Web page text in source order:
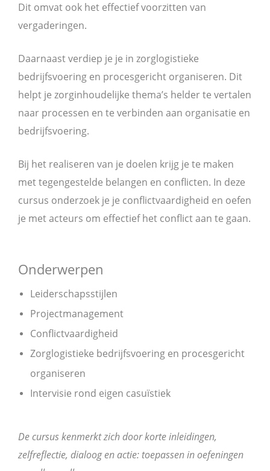
Dit omvat ook het effectief voorzitten van
vergaderingen.
Daarnaast verdiep je je in zorglogistieke
bedrijfsvoering en procesgericht organiseren. Dit
helpt je zorginhoudelijke thema’s helder te vertalen
naar processen en te verbinden aan organisatie en
bedrijfsvoering.
Bij het realiseren van je doelen krijg je te maken
met tegengestelde belangen en conflicten. In deze
cursus onderzoek je je conflictvaardigheid en oefen
je met acteurs om effectief het conflict aan te gaan.
Onderwerpen
Leiderschapsstijlen
Projectmanagement
Conflictvaardigheid
Zorglogistieke bedrijfsvoering en procesgericht
organiseren
Intervisie rond eigen casuïstiek
De cursus kenmerkt zich door korte inleidingen,
zelfreflectie, dialoog en actie: toepassen in oefeningen